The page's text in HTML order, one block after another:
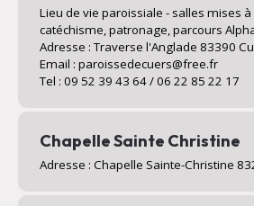
Lieu de vie paroissiale - salles mises
catéchisme, patronage, parcours
Adresse : Traverse l'Anglade 83390
Email : paroissedecuers@free.fr
Tel : 09 52 39 43 64 / 06 22 85 22 17
Chapelle Sainte Christine
Adresse : Chapelle Sainte-Christine